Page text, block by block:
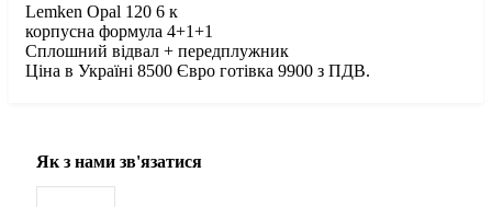
Lemken Opal 120 6 к
корпусна формула 4+1+1
Сплошний відвал + передплужник
Ціна в Україні 8500 Євро готівка 9900 з ПДВ.
Як з нами зв'язатися